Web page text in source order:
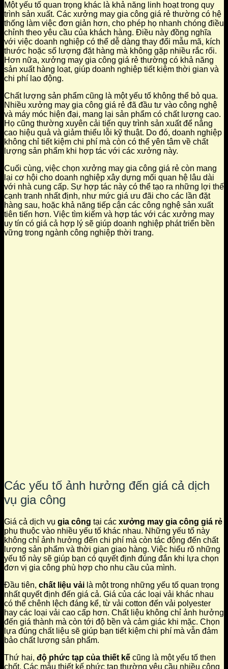
Một yếu tố quan trọng khác là khả năng linh hoạt trong quy
trình sản xuất. Các xưởng may gia công giá rẻ thường có hệ
thống làm việc đơn giản hơn, cho phép họ nhanh chóng điều
chỉnh theo yêu cầu của khách hàng. Điều này đồng nghĩa
với việc doanh nghiệp có thể dễ dàng thay đổi mẫu mã, kích
thước hoặc số lượng đặt hàng mà không gặp nhiều rắc rối.
Hơn nữa, xưởng may gia công giá rẻ thường có khả năng
sản xuất hàng loạt, giúp doanh nghiệp tiết kiệm thời gian và
chi phí lao động.
Chất lượng sản phẩm cũng là một yếu tố không thể bỏ qua.
Nhiều xưởng may gia công giá rẻ đã đầu tư vào công nghệ
và máy móc hiện đại, mang lại sản phẩm có chất lượng cao.
Họ cũng thường xuyên cải tiến quy trình sản xuất để nâng
cao hiệu quả và giảm thiểu lỗi kỹ thuật. Do đó, doanh nghiệp
không chỉ tiết kiệm chi phí mà còn có thể yên tâm về chất
lượng sản phẩm khi hợp tác với các xưởng này.
Cuối cùng, việc chọn xưởng may gia công giá rẻ còn mang
lại cơ hội cho doanh nghiệp xây dựng mối quan hệ lâu dài
với nhà cung cấp. Sự hợp tác này có thể tạo ra những lợi thế
cạnh tranh nhất định, như mức giá ưu đãi cho các lần đặt
hàng sau, hoặc khả năng tiếp cận các công nghệ sản xuất
tiên tiến hơn. Việc tìm kiếm và hợp tác với các xưởng may
uy tín có giá cả hợp lý sẽ giúp doanh nghiệp phát triển bền
vững trong ngành công nghiệp thời trang.
Các yếu tố ảnh hưởng đến giá cả dịch
vụ gia công
Giá cả dịch vụ gia công tại các xưởng may gia công giá rẻ
phụ thuộc vào nhiều yếu tố khác nhau. Những yếu tố này
không chỉ ảnh hưởng đến chi phí mà còn tác động đến chất
lượng sản phẩm và thời gian giao hàng. Việc hiểu rõ những
yếu tố này sẽ giúp bạn có quyết định đúng đắn khi lựa chọn
đơn vị gia công phù hợp cho nhu cầu của mình.
Đầu tiên, chất liệu vải là một trong những yếu tố quan trọng
nhất quyết định đến giá cả. Giá của các loại vải khác nhau
có thể chênh lệch đáng kể, từ vải cotton đến vải polyester
hay các loại vải cao cấp hơn. Chất liệu không chỉ ảnh hưởng
đến giá thành mà còn tới độ bền và cảm giác khi mặc. Chọn
lựa đúng chất liệu sẽ giúp bạn tiết kiệm chi phí mà vẫn đảm
bảo chất lượng sản phẩm.
Thứ hai, độ phức tạp của thiết kế cũng là một yếu tố then
chốt. Các mẫu thiết kế phức tạp thường yêu cầu nhiều công